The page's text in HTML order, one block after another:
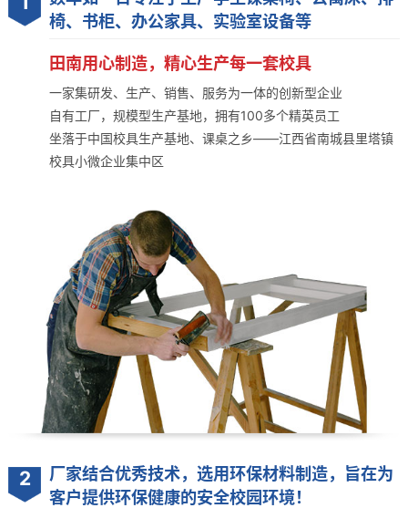
椅、书柜、办公家具、实验室设备等
田南用心制造，精心生产每一套校具
一家集研发、生产、销售、服务为一体的创新型企业
自有工厂，规模型生产基地，拥有100多个精英员工
坐落于中国校具生产基地、课桌之乡——江西省南城县里塔镇
校具小微企业集中区
2
厂家结合优秀技术，选用环保材料制造，旨在为
客户提供环保健康的安全校园环境！